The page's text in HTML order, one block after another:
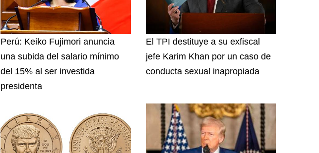
Perú: Keiko Fujimori anuncia
una subida del salario mínimo
del 15% al ser investida
presidenta
El TPI destituye a su exfiscal
jefe Karim Khan por un caso de
conducta sexual inapropiada